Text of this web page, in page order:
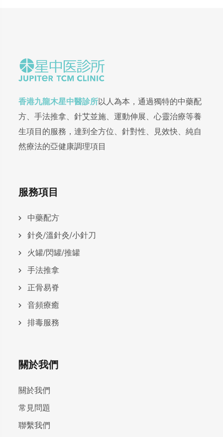
香港九龍木星中醫診所以人為本，通過獨特的中藥配
方、手法推拿、針艾並施、運動伸展、心靈治療等養
生項目的服務，達到全方位、針對性、見效快、純自
然療法的亞健康調理項目
服務項目
中藥配方
針灸/溫針灸/小針刀
火罐/閃罐/推罐
手法推拿
正骨易脊
⾳頻療癒
排毒服務
關於我們
關於我們
常見問題
聯繫我們